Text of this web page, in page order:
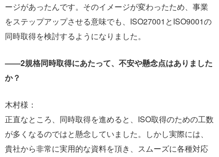
ージがあったんです。そのイメージが変わったため、事業
をステップアップさせる意味でも、ISO27001とISO9001の
同時取得を検討するようになりました。
――2規格同時取得にあたって、不安や懸念点はありました
か？
木村様：
正直なところ、同時取得を進めると、ISO取得のための工数
が多くなるのではと懸念していました。しかし実際には、
貴社から非常に実用的な資料を頂き、スムーズに各種対応